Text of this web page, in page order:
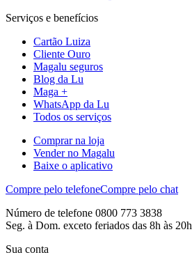
Serviços e benefícios
Cartão Luiza
Cliente Ouro
Magalu seguros
Blog da Lu
Maga +
WhatsApp da Lu
Todos os serviços
Comprar na loja
Vender no Magalu
Baixe o aplicativo
Compre pelo telefoneCompre pelo chat
Número de telefone 0800 773 3838
Seg. à Dom. exceto feriados das 8h às 20h
Sua conta